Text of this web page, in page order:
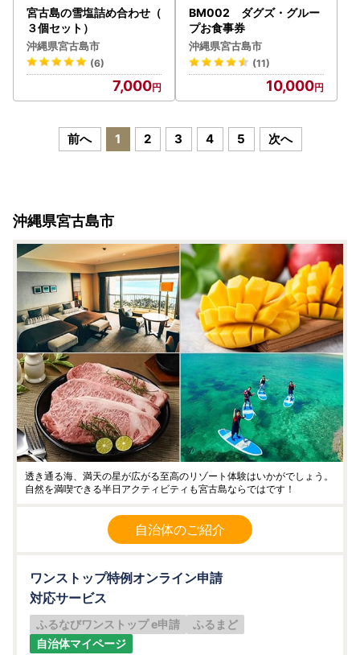
宮古島の雪塩詰め合わせ（
３個セット）
沖縄県宮古島市
(6)
7,000
BM002 ダグズ・グルー
プお食事券
沖縄県宮古島市
(11)
10,000
前へ 1 2 3 4 5 次へ
沖縄県宮古島市
透き通る海、満天の星が広がる至高のリゾート体験はいかがでしょう。
自然を満喫できる半日アクティビティも宮古島ならではです！
自治体のご紹介
ワンストップ特例オンライン申請
対応サービス
ふるなびワンストップ e申請
ふるまど
自治体マイページ